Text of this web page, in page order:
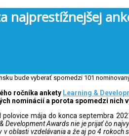
ročníka ankety Learning &
nominácií a porota spomedzi
mája do konca septembra
& Development Awards nie je prijať čo
vzdelávania a že aj po 4 rokoch